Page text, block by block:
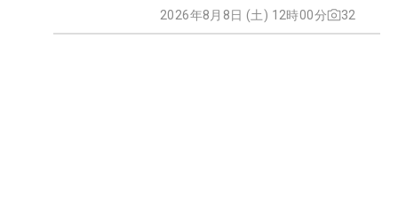
2026年8月8日 (土) 12時00分 32